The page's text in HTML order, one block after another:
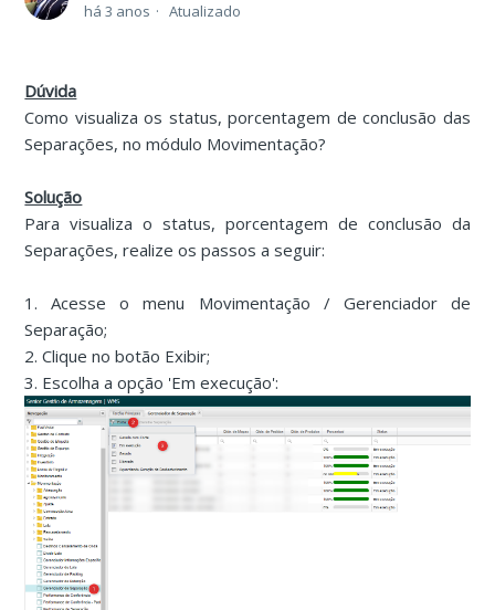
há 3 anos Atualizado
Dúvida
Como visualiza os status, porcentagem de conclusão das
Separações, no módulo Movimentação?
Solução
Para visualiza o status, porcentagem de conclusão da
Separações, realize os passos a seguir:
1. Acesse o menu Movimentação / Gerenciador de
Separação;
2. Clique no botão Exibir;
3. Escolha a opção 'Em execução':